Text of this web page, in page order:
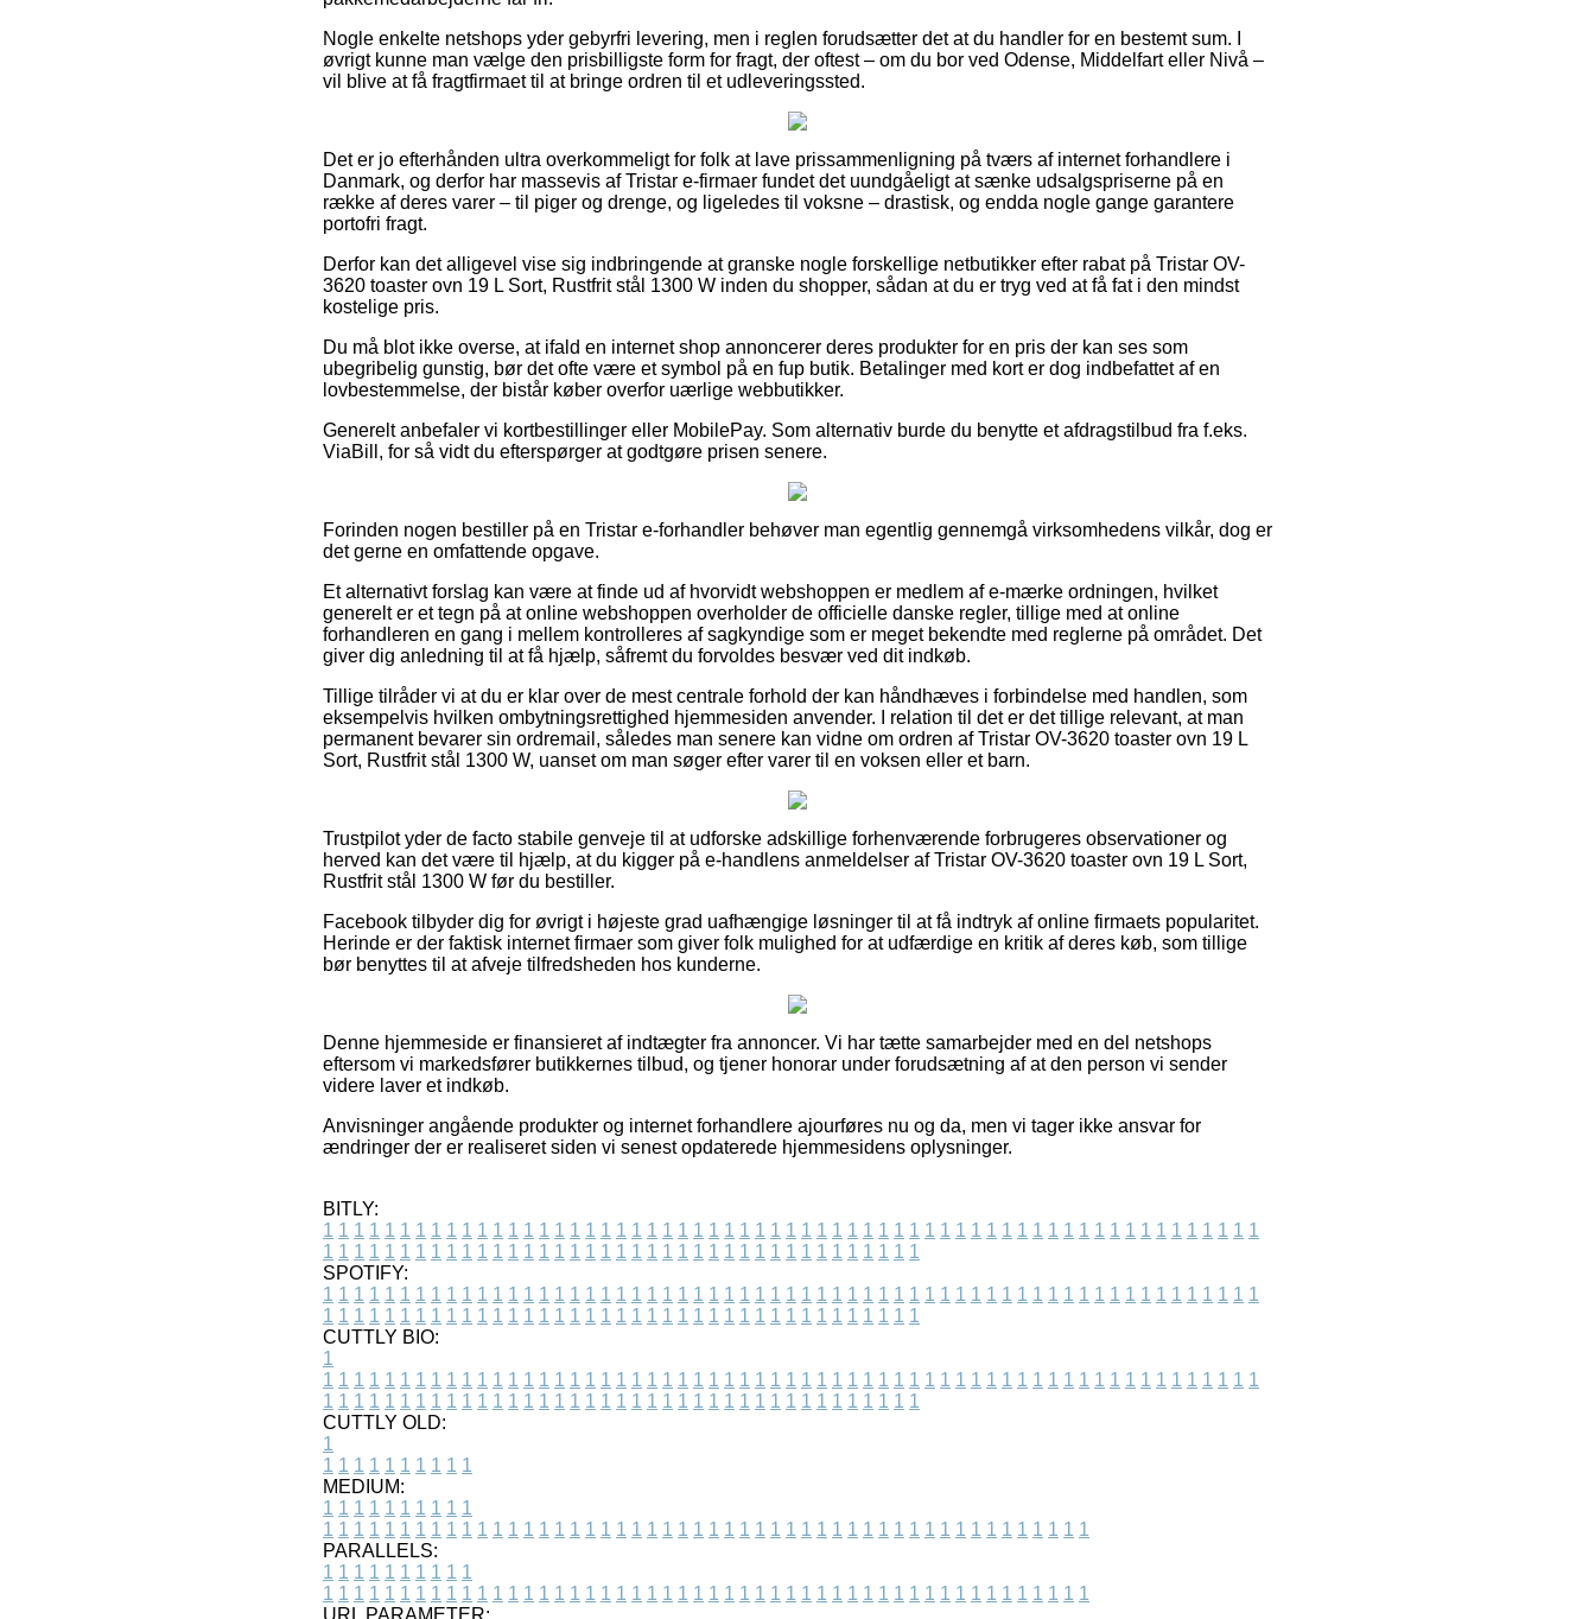
Nogle enkelte netshops yder gebyrfri levering, men i reglen forudsætter det at du handler for en bestemt sum. I
øvrigt kunne man vælge den prisbilligste form for fragt, der oftest – om du bor ved Odense, Middelfart eller Nivå –
vil blive at få fragtfirmaet til at bringe ordren til et udleveringssted.
Det er jo efterhånden ultra overkommeligt for folk at lave prissammenligning på tværs af internet forhandlere i
Danmark, og derfor har massevis af Tristar e-firmaer fundet det uundgåeligt at sænke udsalgspriserne på en
række af deres varer – til piger og drenge, og ligeledes til voksne – drastisk, og endda nogle gange garantere
portofri fragt.
Derfor kan det alligevel vise sig indbringende at granske nogle forskellige netbutikker efter rabat på Tristar OV-
3620 toaster ovn 19 L Sort, Rustfrit stål 1300 W inden du shopper, sådan at du er tryg ved at få fat i den mindst
kostelige pris.
Du må blot ikke overse, at ifald en internet shop annoncerer deres produkter for en pris der kan ses som
ubegribelig gunstig, bør det ofte være et symbol på en fup butik. Betalinger med kort er dog indbefattet af en
lovbestemmelse, der bistår køber overfor uærlige webbutikker.
Generelt anbefaler vi kortbestillinger eller MobilePay. Som alternativ burde du benytte et afdragstilbud fra f.eks.
ViaBill, for så vidt du efterspørger at godtgøre prisen senere.
Forinden nogen bestiller på en Tristar e-forhandler behøver man egentlig gennemgå virksomhedens vilkår, dog er
det gerne en omfattende opgave.
Et alternativt forslag kan være at finde ud af hvorvidt webshoppen er medlem af e-mærke ordningen, hvilket
generelt er et tegn på at online webshoppen overholder de officielle danske regler, tillige med at online
forhandleren en gang i mellem kontrolleres af sagkyndige som er meget bekendte med reglerne på området. Det
giver dig anledning til at få hjælp, såfremt du forvoldes besvær ved dit indkøb.
Tillige tilråder vi at du er klar over de mest centrale forhold der kan håndhæves i forbindelse med handlen, som
eksempelvis hvilken ombytningsrettighed hjemmesiden anvender. I relation til det er det tillige relevant, at man
permanent bevarer sin ordremail, således man senere kan vidne om ordren af Tristar OV-3620 toaster ovn 19 L
Sort, Rustfrit stål 1300 W, uanset om man søger efter varer til en voksen eller et barn.
Trustpilot yder de facto stabile genveje til at udforske adskillige forhenværende forbrugeres observationer og
herved kan det være til hjælp, at du kigger på e-handlens anmeldelser af Tristar OV-3620 toaster ovn 19 L Sort,
Rustfrit stål 1300 W før du bestiller.
Facebook tilbyder dig for øvrigt i højeste grad uafhængige løsninger til at få indtryk af online firmaets popularitet.
Herinde er der faktisk internet firmaer som giver folk mulighed for at udfærdige en kritik af deres køb, som tillige
bør benyttes til at afveje tilfredsheden hos kunderne.
Denne hjemmeside er finansieret af indtægter fra annoncer. Vi har tætte samarbejder med en del netshops
eftersom vi markedsfører butikkernes tilbud, og tjener honorar under forudsætning af at den person vi sender
videre laver et indkøb.
Anvisninger angående produkter og internet forhandlere ajourføres nu og da, men vi tager ikke ansvar for
ændringer der er realiseret siden vi senest opdaterede hjemmesidens oplysninger.
BITLY:
1 1 1 1 1 1 1 1 1 1 1 1 1 1 1 1 1 1 1 1 1 1 1 1 1 1 1 1 1 1 1 1 1 1 1 1 1 1 1 1 1 1 1 1 1 1 1 1 1 1 1 1 1 1 1 1 1 1 1 1 1
1 1 1 1 1 1 1 1 1 1 1 1 1 1 1 1 1 1 1 1 1 1 1 1 1 1 1 1 1 1 1 1 1 1 1 1 1 1 1
SPOTIFY:
1 1 1 1 1 1 1 1 1 1 1 1 1 1 1 1 1 1 1 1 1 1 1 1 1 1 1 1 1 1 1 1 1 1 1 1 1 1 1 1 1 1 1 1 1 1 1 1 1 1 1 1 1 1 1 1 1 1 1 1 1
1 1 1 1 1 1 1 1 1 1 1 1 1 1 1 1 1 1 1 1 1 1 1 1 1 1 1 1 1 1 1 1 1 1 1 1 1 1 1
CUTTLY BIO:
1
1 1 1 1 1 1 1 1 1 1 1 1 1 1 1 1 1 1 1 1 1 1 1 1 1 1 1 1 1 1 1 1 1 1 1 1 1 1 1 1 1 1 1 1 1 1 1 1 1 1 1 1 1 1 1 1 1 1 1 1 1
1 1 1 1 1 1 1 1 1 1 1 1 1 1 1 1 1 1 1 1 1 1 1 1 1 1 1 1 1 1 1 1 1 1 1 1 1 1 1
CUTTLY OLD:
1
1 1 1 1 1 1 1 1 1 1
MEDIUM:
1 1 1 1 1 1 1 1 1 1
1 1 1 1 1 1 1 1 1 1 1 1 1 1 1 1 1 1 1 1 1 1 1 1 1 1 1 1 1 1 1 1 1 1 1 1 1 1 1 1 1 1 1 1 1 1 1 1 1 1
PARALLELS:
1 1 1 1 1 1 1 1 1 1
1 1 1 1 1 1 1 1 1 1 1 1 1 1 1 1 1 1 1 1 1 1 1 1 1 1 1 1 1 1 1 1 1 1 1 1 1 1 1 1 1 1 1 1 1 1 1 1 1 1
URL PARAMETER: